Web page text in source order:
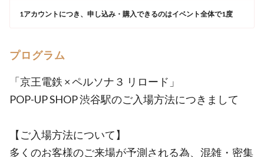
1アカウントにつき、申し込み・購入できるのはイベント全体で1度
プログラム
「京王電鉄 × ペルソナ３ リロード」
POP-UP SHOP 渋谷駅のご入場方法につきまして
【ご入場方法について】
多くのお客様のご来場が予測される為、混雑・密集